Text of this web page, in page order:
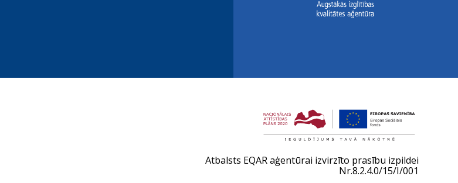
Atbalsts EQAR aģentūrai izvirzīto prasību izpildei
Nr.8.2.4.0/15/I/001